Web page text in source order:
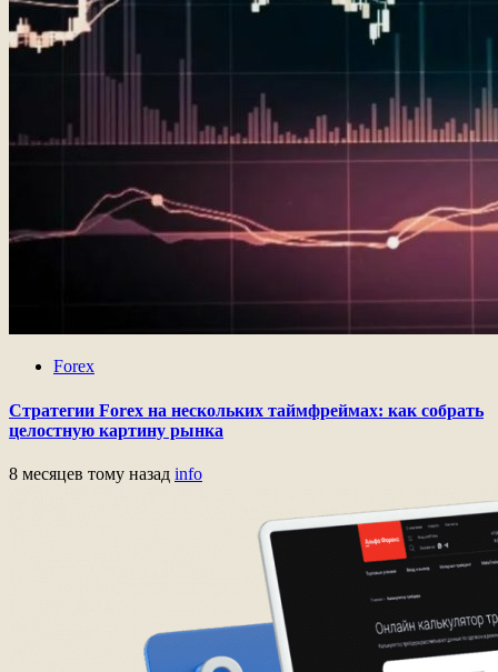
Forex
Стратегии Forex на нескольких таймфреймах: как собрать
целостную картину рынка
8 месяцев тому назад info